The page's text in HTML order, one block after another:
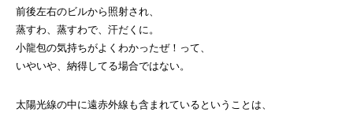
前後左右のビルから照射され、
蒸すわ、蒸すわで、汗だくに。
小龍包の気持ちがよくわかったぜ！って、
いやいや、納得してる場合ではない。
太陽光線の中に遠赤外線も含まれているということは、